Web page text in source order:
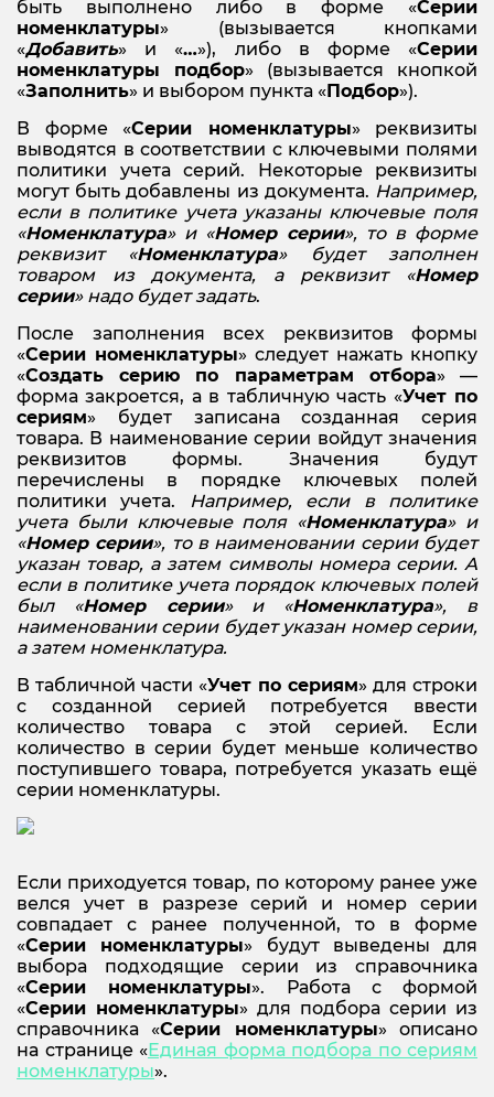
быть выполнено либо в форме «Серии
номенклатуры» (вызывается кнопками
«Добавить» и «…»), либо в форме «Серии
номенклатуры подбор» (вызывается кнопкой
«Заполнить» и выбором пункта « Подбор»).
В форме «Серии номенклатуры» реквизиты
выводятся в соответствии с ключевыми полями
политики учета серий. Некоторые реквизиты
могут быть добавлены из документа. Например,
если в политике учета указаны ключевые поля
«Номенклатура» и «Номер серии», то в форме
реквизит «Номенклатура» будет заполнен
товаром из документа, а реквизит «Номер
серии» надо будет задать.
После заполнения всех реквизитов формы
«Серии номенклатуры» следует нажать кнопку
«Создать серию по параметрам отбора» —
форма закроется, а в табличную часть «Учет по
сериям» будет записана созданная серия
товара. В наименование серии войдут значения
реквизитов формы. Значения будут
перечислены в порядке ключевых полей
политики учета. Например, если в политике
учета были ключевые поля «Номенклатура» и
«Номер серии», то в наименовании серии будет
указан товар, а затем символы номера серии. А
если в политике учета порядок ключевых полей
был «Номер серии» и «Номенклатура», в
наименовании серии будет указан номер серии,
а затем номенклатура.
В табличной части «Учет по сериям» для строки
с созданной серией потребуется ввести
количество товара с этой серией. Если
количество в серии будет меньше количество
поступившего товара, потребуется указать ещё
серии номенклатуры.
Если приходуется товар, по которому ранее уже
велся учет в разрезе серий и номер серии
совпадает с ранее полученной, то в форме
«Серии номенклатуры» будут выведены для
выбора подходящие серии из справочника
«Серии номенклатуры». Работа с формой
«Серии номенклатуры» для подбора серии из
справочника «Серии номенклатуры» описано
на странице «Единая форма подбора по сериям
номенклатуры».